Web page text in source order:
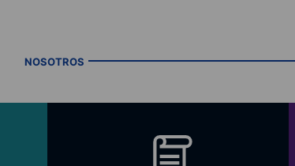
NOSOTROS